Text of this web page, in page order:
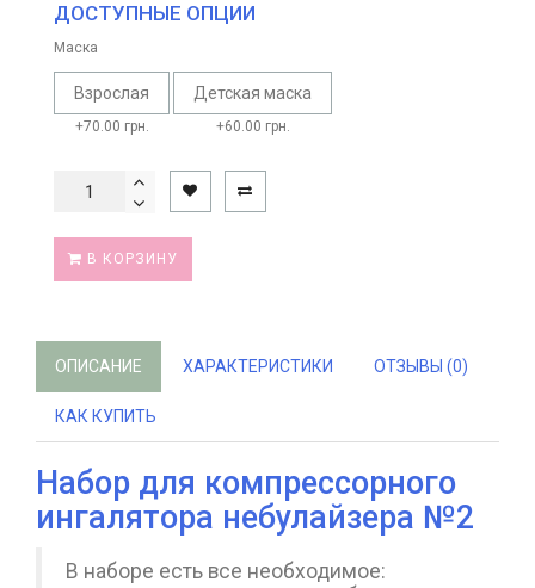
ДОСТУПНЫЕ ОПЦИИ
Маска
Взрослая
+70.00 грн.
Детская маска
+60.00 грн.
В КОРЗИНУ
ОПИСАНИЕ ХАРАКТЕРИСТИКИ ОТЗЫВЫ (0)
КАК КУПИТЬ
Набор для компрессорного
ингалятора небулайзера №2
В наборе есть все необходимое: